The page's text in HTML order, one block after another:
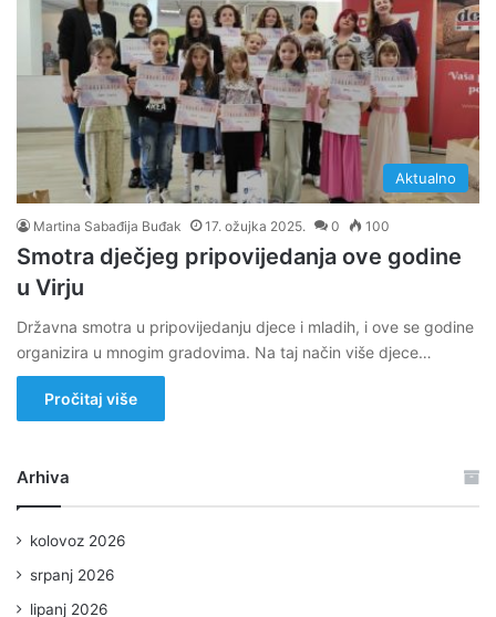
Aktualno
Martina Sabađija Buđak 17. ožujka 2025. 0 100
Smotra dječjeg pripovijedanja ove godine
u Virju
Državna smotra u pripovijedanju djece i mladih, i ove se godine
organizira u mnogim gradovima. Na taj način više djece…
Pročitaj više
Arhiva
kolovoz 2026
srpanj 2026
lipanj 2026